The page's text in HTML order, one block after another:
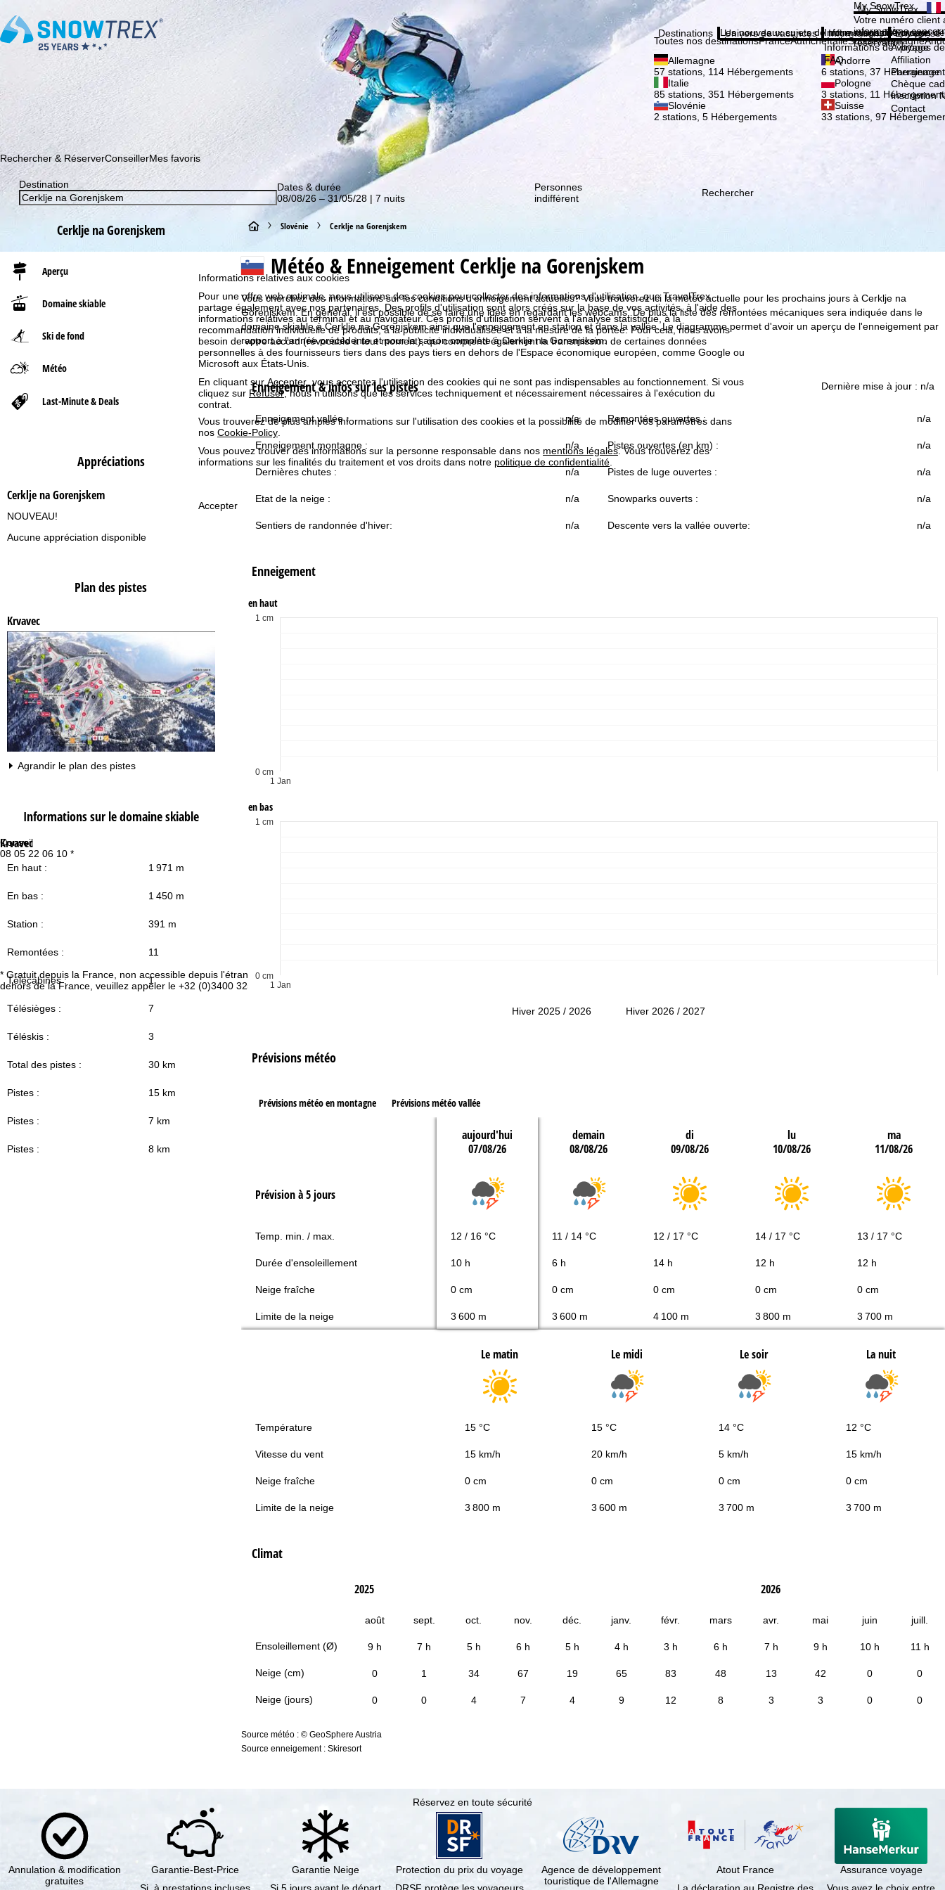
Informations relatives aux cookies
Pour une offre web optimale, nous utilisons des cookies pour collecter des informations d'utilisation, que TravelTrex
partage également avec nos partenaires. Des profils d'utilisation sont alors créés sur la base de vos activités, à l'aide des
informations relatives au terminal et au navigateur. Ces profils d'utilisation servent à l'analyse statistique, à la
recommandation individuelle de produits, à la publicité individualisée et à la mesure de la portée. Pour cela, nous avons
besoin de votre accord (révocable à tout moment), qui comprend également la transmission de certaines données
personnelles à des fournisseurs tiers dans des pays tiers en dehors de l'Espace économique européen, comme Google ou
Microsoft aux États-Unis.
En cliquant sur Accepter , vous acceptez l'utilisation des cookies qui ne sont pas indispensables au fonctionnement. Si vous
cliquez sur Refuser, nous n'utilisons que les services techniquement et nécessairement nécessaires à l'exécution du
contrat.
Vous trouverez de plus amples informations sur l'utilisation des cookies et la possibilité de modifier vos paramètres dans
nos Cookie-Policy
Vous pouvez trouver des informations sur la personne responsable dans nos mentions légales. Vous trouverez des
informations sur les finalités du traitement et vos droits dans notre politique de confidentialité
Accepter
Conseil
08 05 22 06 10 *
* Gratuit depuis la France, non accessible depuis l'étranger. En
dehors de la France, veuillez appeler le +32 (0)3400 3253.
Abonnez-vous à notre newsletter et soyez le premier à découvrir nos promos ! Inscription
My SnowTrex
My SnowTrex
Votre numéro client
informations
réservation.
Destinations
Toutes nos destinationsFranceAutricheItalieSuisseAllemagne
Allemagne
57 stations, 114 Hébergements
Andorre
6 stations, 37
Italie
85 stations, 351 Hébergements
Pologne
3 stations, 11
Slovénie
2 stations, 5 Hébergements
Suisse
33 stations, 97
Univers de vacances
Les nouveaux sujets de notre magazine
Informations
Informations de voyage
Informations de voyage
FAQ
Entreprise
À propos
À propos
Affiliation
Parrainage
Chèque
Inscription
Contact
Rechercher & RéserverConseillerMes favoris
Destination
Dates & durée
08/08/26 – 31/05/28 | 7 nuits
Personnes
indifférent
Rechercher
Cerklje na Gorenjskem
Aperçu
Domaine skiable
Ski de fond
Météo
Last-Minute & Deals
Appréciations
Cerklje na Gorenjskem
NOUVEAU!
Aucune appréciation disponible
Plan des pistes
Krvavec
Agrandir le plan des pistes
Informations sur le domaine skiable
Krvavec
En haut : 1 971 m
En bas : 1 450 m
Station : 391 m
Remontées : 11
Télécabines : 1
Télésièges : 7
Téléskis : 3
Total des pistes : 30 km
Pistes : 15 km
Pistes : 7 km
Pistes : 8 km
P
a
g
e
d
a
c
c
l
Slovénie Cerklje na Gorenjskem
Météo & Enneigement Cerklje na Gorenjskem
Vous cherchez des informations sur les conditions d'enneigement actuelles? Vous trouverez ici la météo actuelle pour les prochains jours à Cerklje na
Gorenjskem. En général, il est possible de se faire une idée en regardant les webcams. De plus la liste des remontées mécaniques sera indiquée dans le
domaine skiable à Cerklje na Gorenjskem ainsi que l'enneigement en station et dans la vallée. Le diagramme permet d'avoir un aperçu de l'enneigement par
rapport à l'année précédente et pour la saison complète à Cerklje na Gorenjskem.
Enneigement & infos sur les pistes Dernière mise à jour : n/a
Enneigement vallée : n/a Remontées ouvertes : n/a
Enneigement montagne : n/a Pistes ouvertes (en km) : n/a
Dernières chutes : n/a Pistes de luge ouvertes : n/a
Etat de la neige : n/a Snowparks ouverts : n/a
Sentiers de randonnée d'hiver: n/a Descente vers la vallée ouverte: n/a
Enneigement
en haut
1 Jan
0 cm
1 cm
en bas
1 Jan
0 cm
1 cm
Hiver 2025 / 2026 Hiver 2026 / 2027
Prévisions météo
Prévisions météo en montagne Prévisions météo vallée
aujourd'hui
07/08/26
demain
08/08/26
di
09/08/26
lu
10/08/26
ma
11/08/26
Prévision à 5 jours
Temp. min. / max. 12 / 16 °C 11 / 14 °C 12 / 17 °C 14 / 17 °C 13 / 17 °C
Durée d'ensoleillement 10 h 6 h 14 h 12 h 12 h
Neige fraîche 0 cm 0 cm 0 cm 0 cm 0 cm
Limite de la neige 3 600 m 3 600 m 4 100 m 3 800 m 3 700 m
Le matin Le midi Le soir La nuit
Température 15 °C 15 °C 14 °C 12 °C
Vitesse du vent 15 km/h 20 km/h 5 km/h 15 km/h
Neige fraîche 0 cm 0 cm 0 cm 0 cm
Limite de la neige 3 800 m 3 600 m 3 700 m 3 700 m
Climat
Ensoleillement (Ø)
Neige (cm)
Neige (jours)
2025 2026
août sept. oct. nov. déc. janv. févr. mars avr. mai juin juill.
9 h 7 h 5 h 6 h 5 h 4 h 3 h 6 h 7 h 9 h 10 h 11 h
0 1 34 67 19 65 83 48 13 42 0 0
0 0 4 7 4 9 12 8 3 3 0 0
Source météo : © GeoSphere Austria
Source enneigement : Skiresort
Réservez en toute sécurité
Annulation & modification
gratuites
Garantie-Best-Price
Garantie Neige
Protection du prix du voyage
Agence de développement
touristique de l'Allemagne
Atout France
Assurance voyage